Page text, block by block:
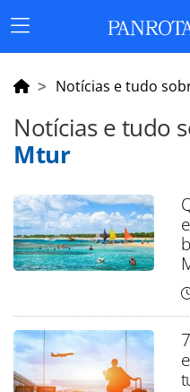
Menu
Principal
Notícias e tudo
Notícias e tudo
Mtur